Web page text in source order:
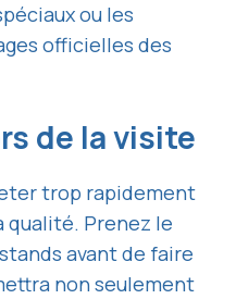
ou les
officielles des
de la visite
trop rapidement
qualité. Prenez le
avant de faire
non seulement